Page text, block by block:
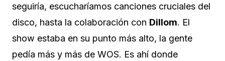
seguiría, escucharíamos canciones cruciales del
disco, hasta la colaboración con Dillom. El
show estaba en su punto más alto, la gente
pedía más y más de WOS. Es ahí donde